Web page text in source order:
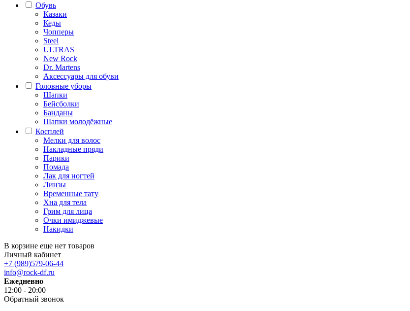
Обувь
Казаки
Кеды
Чопперы
Steel
ULTRAS
New Rock
Dr. Martens
Аксессуары для обуви
Головные уборы
Шапки
Бейсболки
Банданы
Шапки молодёжные
Косплей
Мелки для волос
Накладные пряди
Парики
Помада
Лак для ногтей
Линзы
Временные тату
Хна для тела
Грим для лица
Очки имиджевые
Накидки
В корзине еще нет товаров
Личный кабинет
+7 (989)579-06-44
info@rock-df.ru
Ежедневно
12:00 - 20:00
Обратный звонок